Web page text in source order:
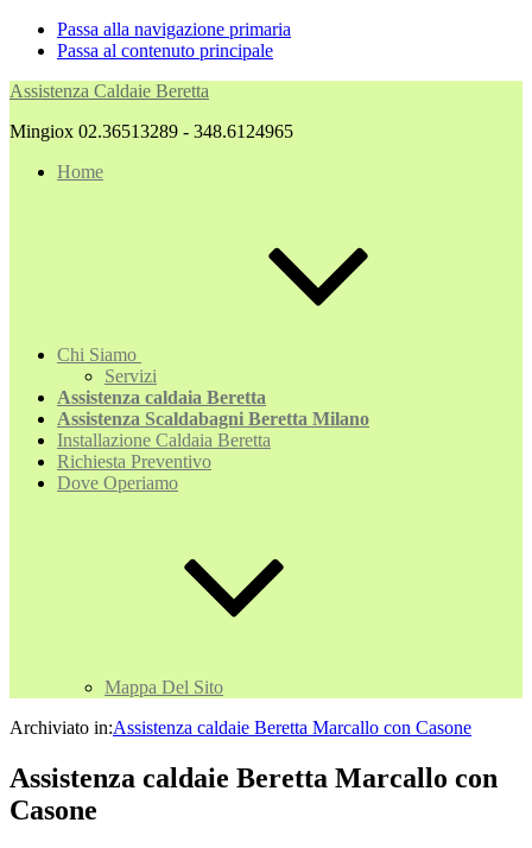
Passa alla navigazione primaria
Passa al contenuto principale
Assistenza Caldaie Beretta
Mingiox 02.36513289 - 348.6124965
Home
Chi Siamo
Servizi
Assistenza caldaia Beretta
Assistenza Scaldabagni Beretta Milano
Installazione Caldaia Beretta
Richiesta Preventivo
Dove Operiamo
Mappa Del Sito
Archiviato in:Assistenza caldaie Beretta Marcallo con Casone
Assistenza caldaie Beretta Marcallo con
Casone